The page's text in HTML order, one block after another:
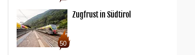
50
Zugfrust in Südtirol